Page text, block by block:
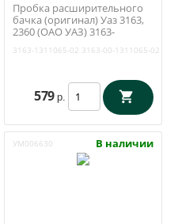
Пробка расширительного
бачка (оригинал) Уаз 3163,
2360 (ОАО УАЗ) 3163-
3163-1311065-02 3163-00-1311065-02
579 р.
УМ006630 В наличии